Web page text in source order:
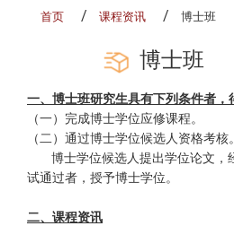
首页 课程资讯 博士班
博士班
一、博士班研究生具有下列条件者，
（一）完成博士学位应修课程。
（二）通过博士学位候选人资格考核。
博士学位候选人提出学位论文，
试通过者，授予博士学位。
二、课程资讯